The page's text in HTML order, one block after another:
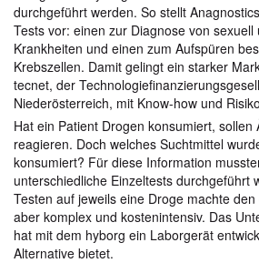
durchgeführt werden. So stellt
Tests vor: einen zur Diagnose von sexuell
Krankheiten und einen zum Aufspüren
Krebszellen. Damit gelingt ein starker
tecnet, der
Niederösterreich, mit Know-how und
Hat ein Patient Drogen konsumiert, sollen
reagieren. Doch welches Suchtmittel
konsumiert? Für diese Information
unterschiedliche Einzeltests durchgeführt
Testen auf jeweils eine Droge machte
aber komplex und kostenintensiv. Das
hat mit dem hyborg ein Laborgerät
Alternative bietet.